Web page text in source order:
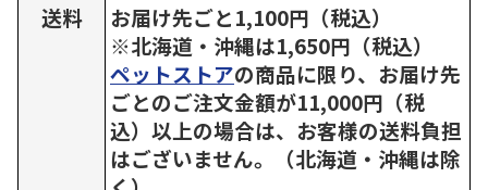
送料
お届け先ごと1,100円（税込）
※北海道・沖縄は1,650円（税込）
ペットストアの商品に限り、お届け先
ごとのご注文金額が11,000円（税
込）以上の場合は、お客様の送料負担
はございません。（北海道・沖縄は除